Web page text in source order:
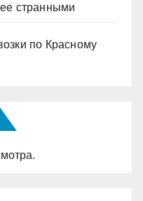
странными
по Красному